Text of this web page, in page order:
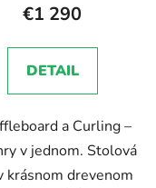
€1 290
DETAIL
a Curling –
v jednom. Stolová
krásnom drevenom